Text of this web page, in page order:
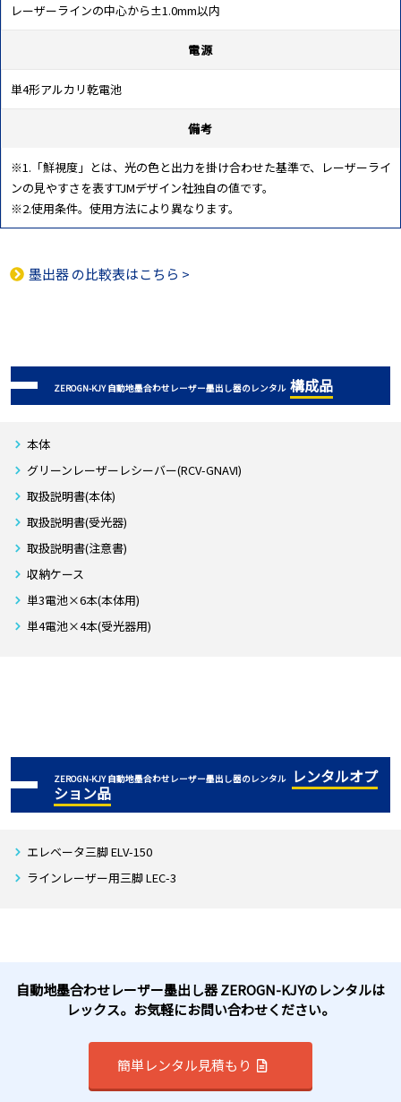
レーザーラインの中心から±1.0mm以内
電源
単4形アルカリ乾電池
備考
※1.「鮮視度」とは、光の色と出力を掛け合わせた基準で、レーザーライ
ンの見やすさを表すTJMデザイン社独自の値です。
※2.使用条件。使用方法により異なります。
墨出器の比較表はこちら >
ZEROGN-KJY 自動地墨合わせレーザー墨出し器のレンタル 構成品
本体
グリーンレーザーレシーバー(RCV-GNAVI)
取扱説明書(本体)
取扱説明書(受光器)
取扱説明書(注意書)
収納ケース
単3電池×6本(本体用)
単4電池×4本(受光器用)
ZEROGN-KJY 自動地墨合わせレーザー墨出し器のレンタル レンタルオプ
ション品
エレベータ三脚 ELV-150
ラインレーザー用三脚 LEC-3
自動地墨合わせレーザー墨出し器 ZEROGN-KJYのレンタルは
レックス。お気軽にお問い合わせください。
簡単レンタル見積もり